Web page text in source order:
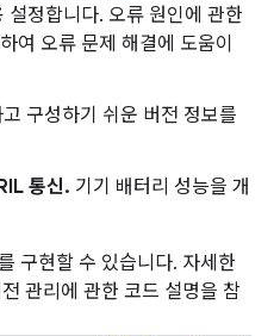
설정합니다. 오류 원인에 관한
여 오류 문제 해결에 도움이
구성하기 쉬운 버전 정보를
통신. 기기 배터리 성능을 개
구현할 수 있습니다. 자세한
관리에 관한 코드 설명을 참